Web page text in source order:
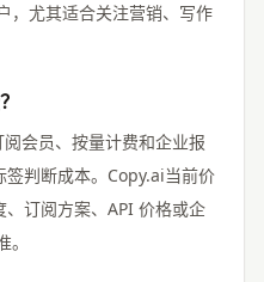
，尤其适合关注营销、写作
会员、按量计费和企业报
签判断成本。Copy.ai当前价
订阅方案、API 价格或企